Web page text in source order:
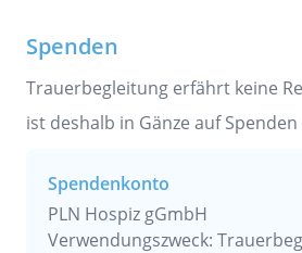
Spenden
Trauerbegleitung erfährt keine
ist deshalb in Gänze auf
Spendenkonto
PLN Hospiz gGmbH
Verwendungszweck: